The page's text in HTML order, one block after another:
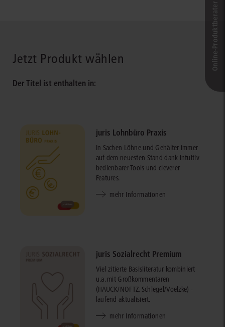
Jetzt Produkt wählen
Der Titel ist enthalten in:
juris Lohnbüro Praxis
In Sachen Löhne und Gehälter immer
auf dem neuesten Stand dank intuitiv
bedienbarer Tools und cleverer
Features.
mehr Informationen
juris Sozialrecht Premium
Viel zitierte Basisliteratur kombiniert
u.a. mit Großkommentaren
(HAUCK/NOFTZ, Schlegel/Voelzke) -
laufend aktualisiert.
mehr Informationen
Online-Produkt­berater